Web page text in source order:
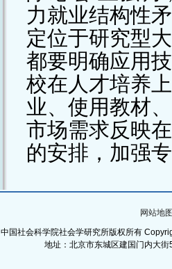
力就业结构性
定位于研究型
都要明确应用
校在人才培养
业、使用教材
市场需求反映
的安排，加强
网站地
中国社会科学院社会学研究所版权所有
地址：北京市东城区建国门内